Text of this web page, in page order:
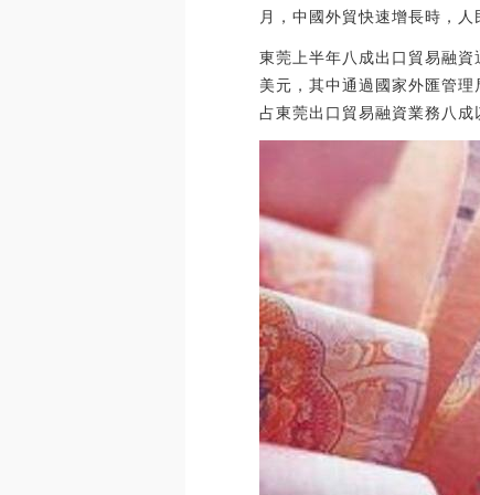
月，中國外貿快速增長時，人
東莞上半年八成出口貿易融
美元，其中通過國家外匯管
占東莞出口貿易融資業務八